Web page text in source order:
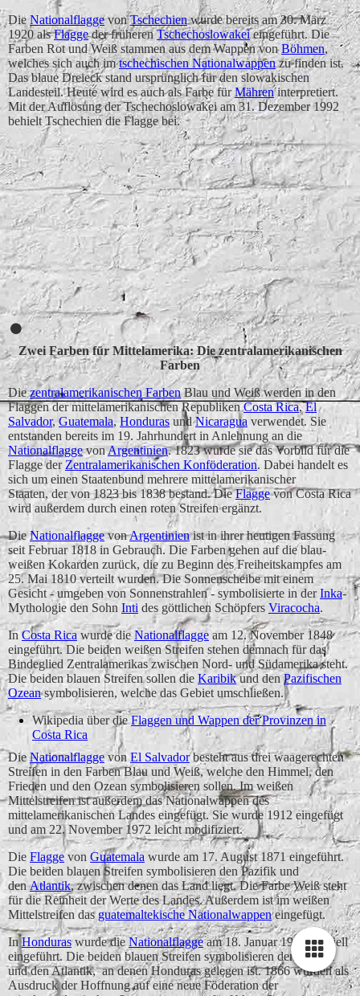
DieNationalflaggevonTschechienwurde bereits am 30. März
1920 alsFlaggeder früherenTschechoslowakeieingeführt. Die
Farben Rot und Weiß stammen aus dem Wappen vonBöhmen,
welches sich auch imtschechischen Nationalwappenzu finden ist.
Das blaue Dreieck stand ursprünglich für den slowakischen
Landesteil. Heute wird es auch als Farbe fürMähreninterpretiert.
Mit der Auflösung der Tschechoslowakei am 31. Dezember 1992
behielt Tschechien die Flagge bei.
Kroatien
Russland
Serbien
Slowakei
Slowenien
Tschechien
Zwei Farben für Mittelamerika: Die zentralamerikanischen
Farben
Diezentralamerikanischen FarbenBlau und Weiß werden in den
Flaggen der mittelamerikanischen RepublikenCosta Rica,El
Salvador,Guatemala, Honduras undNicaragua verwendet. Sie
entstanden bereits im 19. Jahrhundert in Anlehnung an die
NationalflaggevonArgentinien. 1823 wurde sie das Vorbild für die
Flagge der Zentralamerikanischen Konföderation. Dabei handelt es
sich um einen Staatenbund mehrere mittelamerikanischer
Staaten, der von 1823 bis 1838 bestand. DieFlaggevon Costa Rica
wird außerdem durch einen roten Streifen ergänzt.
DieNationalflaggevonArgentinienist in ihrer heutigen Fassung
seit Februar 1818 in Gebrauch. Die Farben gehen auf die blau-
weißen Kokarden zurück, die zu Beginn des Freiheitskampfes am
25. Mai 1810 verteilt wurden. Die Sonnenscheibe mit einem
Gesicht - umgeben von Sonnenstrahlen - symbolisierte in derInka-
Mythologie den Sohn Inti des göttlichen Schöpfers Viracocha.
In Costa Ricawurde dieNationalflagge am 12. November 1848
eingeführt. Die beiden weißen Streifen stehen demnach für das
Bindeglied Zentralamerikas zwischen Nord- und Südamerika steht.
Die beiden blauen Streifen sollen die Karibikund denPazifischen
Ozeansymbolisieren, welche das Gebiet umschließen.
Wikipedia über dieFlaggen und Wappen der Provinzen in
Costa Rica
DieNationalflaggevonEl Salvadorbesteht aus drei waagerechten
Streifen in den Farben Blau und Weiß, welche den Himmel, den
Frieden und den Ozean symbolisieren sollen. Im weißen
Mittelstreifen ist außerdem das Nationalwappen des
mittelamerikanischen Landes eingefügt. Sie wurde 1912 eingefügt
und am 22. November 1972 leicht modifiziert.
Die Flaggevon Guatemala wurde am 17. August 1871 eingeführt.
Die beiden blauen Streifen symbolisieren den Pazifik und
denAtlantik, zwischen denen das Land liegt. Die Farbe Weiß steht
für die Reinheit der Werte des Landes. Außerdem ist im weißen
Mittelstreifen das guatemaltekische Nationalwappeneingefügt.
InHonduraswurde dieNationalflaggeam 18. Januar 1949 offiziell
eingeführt. Die beiden blauen Streifen symbolisieren den Pazifik
und den Atlantik, an denen Honduras gelegen ist. 1866 wurden als
Ausdruck der Hoffnung auf eine neue Föderation der